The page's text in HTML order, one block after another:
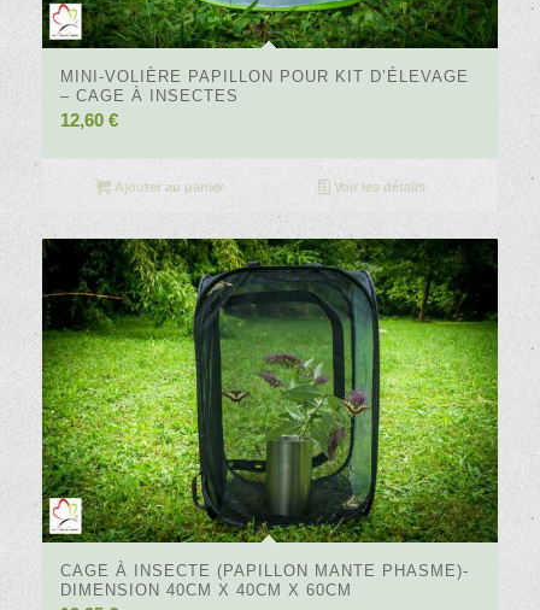
MINI-VOLIÈRE PAPILLON POUR KIT D’ÉLEVAGE
– CAGE À INSECTES
12,60 €
Ajouter au panier Voir les détails
CAGE À INSECTE (PAPILLON MANTE PHASME)-
DIMENSION 40CM X 40CM X 60CM